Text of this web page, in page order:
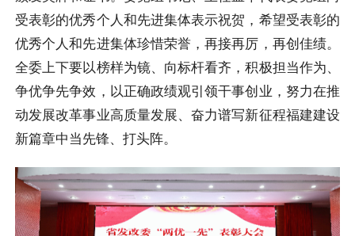
受表彰的优秀个人和先进集体表示祝贺，希望受表彰的
优秀个人和先进集体珍惜荣誉，再接再厉，再创佳绩。
全委上下要以榜样为镜、向标杆看齐，积极担当作为、
争优争先争效，以正确政绩观引领干事创业，努力在推
动发展改革事业高质量发展、奋力谱写新征程福建建设
新篇章中当先锋、打头阵。